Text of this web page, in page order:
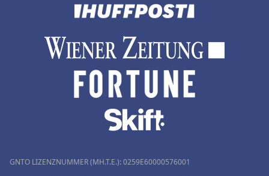
GNTO LIZENZNUMMER (MH.T.E.): 0259Ε60000576001